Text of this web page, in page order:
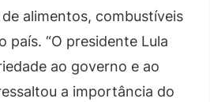
alimentos, combustíveis
país. “O presidente Lula
ao governo e ao
a importância do